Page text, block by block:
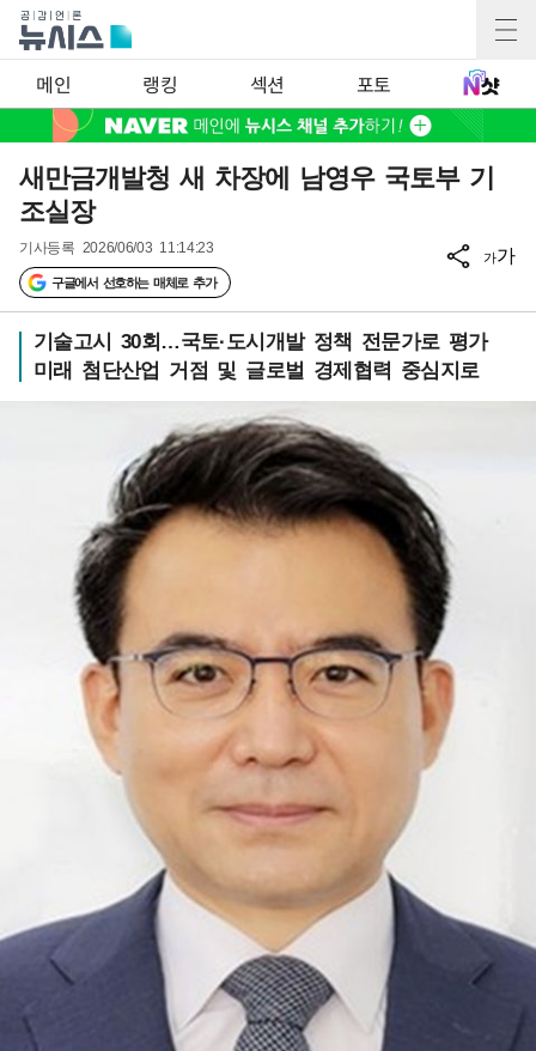
메인 랭킹 섹션 포토
새만금개발청 새 차장에 남영우 국토부 기
조실장
기사등록 2026/06/03 11:14:23
구글에서 선호하는 매체로 추가
가가
기술고시 30회…국토·도시개발 정책 전문가로 평가
미래 첨단산업 거점 및 글로벌 경제협력 중심지로